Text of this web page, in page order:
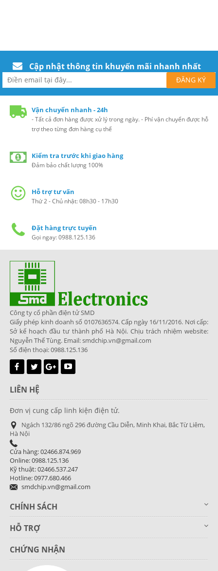
Cập nhật thông tin khuyến mãi nhanh nhất
Vận chuyển nhanh - 24h
- Tất cả đơn hàng được xử lý trong ngày. - Phí vận chuyển được hỗ
trợ theo từng đơn hàng cụ thể
Kiểm tra trước khi giao hàng
Đảm bảo chất lượng 100%
Hỗ trợ tư vấn
Thứ 2 - Chủ nhật: 08h30 - 17h30
Đặt hàng trực tuyến
Gọi ngay: 0988.125.136
Công ty cổ phần điện tử SMD
Giấy phép kinh doanh số 0107636574. Cấp ngày 16/11/2016. Nơi cấp:
Sở kế hoạch đầu tư thành phố Hà Nội. Chịu trách nhiệm website:
Nguyễn Thế Tùng. Email: smdchip.vn@gmail.com
Số điện thoại: 0988.125.136
LIÊN HỆ
Đơn vị cung cấp linh kiện điện tử.
Ngách 132/86 ngõ 296 đường Cầu Diễn, Minh Khai, Bắc Từ Liêm,
Hà Nội
Cửa hàng: 02466.874.969
Online: 0988.125.136
Kỹ thuật: 02466.537.247
Hotline: 0977.680.466
smdchip.vn@gmail.com
CHÍNH SÁCH
HỖ TRỢ
CHỨNG NHẬN